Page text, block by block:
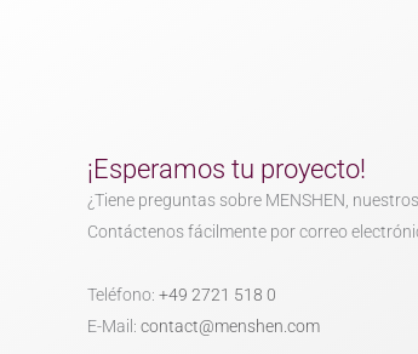
¡Esperamos tu proyecto!
¿Tiene preguntas sobre MENSHEN,
Contáctenos fácilmente por correo
Teléfono: +49 2721 518 0
E-Mail: contact@menshen.com